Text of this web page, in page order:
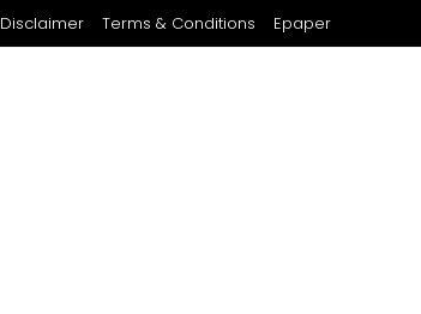
Disclaimer Terms & Conditions Epaper